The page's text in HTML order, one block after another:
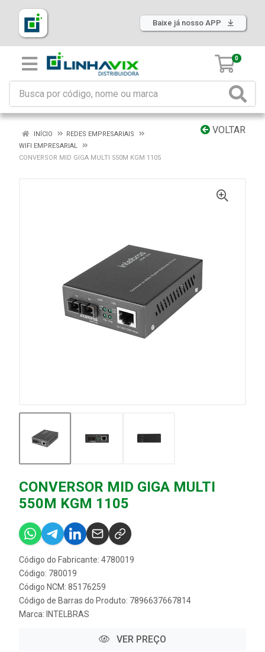
Baixe já nosso APP
0
VOLTAR
INÍCIO
REDES EMPRESARIAIS
WIFI EMPRESARIAL
CONVERSOR MID GIGA MULTI 550M KGM 1105
CONVERSOR MID GIGA MULTI
550M KGM 1105
Código do Fabricante: 4780019
Código: 780019
Código NCM: 85176259
Código de Barras do Produto: 7896637667814
Marca: INTELBRAS
VER PREÇO